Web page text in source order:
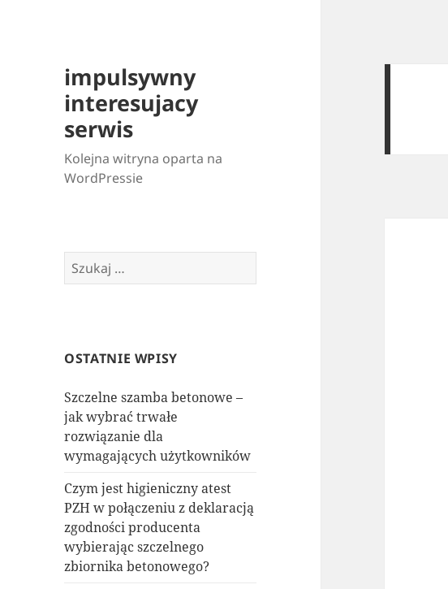
impulsywny
interesujacy
serwis
Kolejna witryna oparta na
WordPressie
Szukaj:
OSTATNIE WPISY
Szczelne szamba betonowe –
jak wybrać trwałe
rozwiązanie dla
wymagających użytkowników
Czym jest higieniczny atest
PZH w połączeniu z deklaracją
zgodności producenta
wybierając szczelnego
zbiornika betonowego?